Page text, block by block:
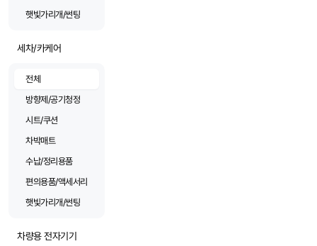
햇빛가리개/썬팅
세차/카케어
전체
방향제/공기청정
시트/쿠션
차박매트
수납/정리용품
편의용품/액세서리
햇빛가리개/썬팅
차량용 전자기기